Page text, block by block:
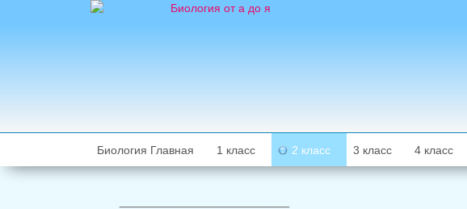
Биология Главная 1 класс 2 класс 3 класс 4 класс